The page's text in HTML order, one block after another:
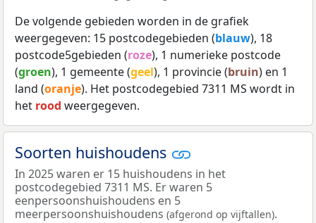
De volgende gebieden worden in de grafiek
weergegeven: 15 postcodegebieden (blauw), 18
postcode5gebieden (roze), 1 numerieke postcode
(groen), 1 gemeente (geel), 1 provincie (bruin) en 1
land (oranje). Het postcodegebied 7311 MS wordt in
het rood weergegeven.
Soorten huishoudens
In 2025 waren er 15 huishoudens in het
postcodegebied 7311 MS. Er waren 5
eenpersoonshuishoudens en 5
meerpersoonshuishoudens (afgerond op vijftallen).